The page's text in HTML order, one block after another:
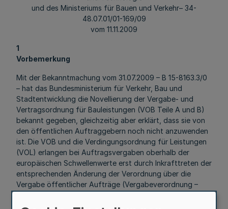
und des Ministeriums für Bauen und Verkehr– 34-
48.07.01/01-169/09
vom 11.11.2009
1
Vorbemerkung
Mit der Bekanntmachung vom 31.07.2009 – B 15-8163.3/0
– hat das Bundesministerium für Verkehr, Bau und
Stadtentwicklung die Novellierung der Vergabe- und
Vertragsordnung für Bauleistungen (VOB Teile A und B)
bekannt gegeben, gleichzeitig aber erklärt, dass sie von
den öffentlichen Auftraggebern noch nicht anzuwenden
ist. Die VOB und die Verdingungsordnung für Leistungen
(VOL) erlangen bei Auftragsvergaben oberhalb der
europäischen Schwellenwerte erst durch Inkrafttreten der
entsprechenden Änderung der Verordnung über die
Vergabe öffentlicher Aufträge (Vergabeverordnung –
und VOL bei unter- und oberschwelligen